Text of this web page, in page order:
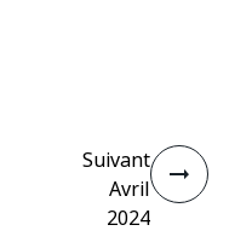
Suivant
Avril
2024